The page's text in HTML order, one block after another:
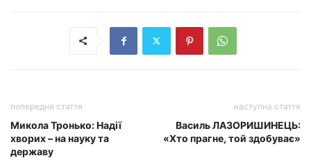
попередня стаття
Микола Тронько: Надії
хворих – на науку та
державу
наступна стаття
Василь ЛАЗОРИШИНЕЦЬ:
«Хто прагне, той здобуває»